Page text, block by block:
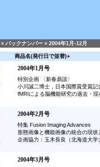
» バックナンバー » 2004年1月-12月
商品名(発行日で並替)+
2004年1月号
特別企画 〈新春鼎談〉
小川誠二博士，日本国際賞受賞記
fMRIによる脳機能研究の過去・現
2004年2月号
特集 Fusion Imaging Advances
形態画像と機能画像の統合の現状
企画協力：玉木長良（北海道大
2004年3月号